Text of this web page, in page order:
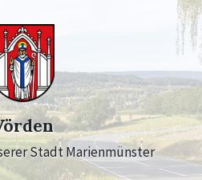
Stadt Marienmünster